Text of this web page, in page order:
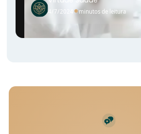
4/7/2024 •minutos de leitura